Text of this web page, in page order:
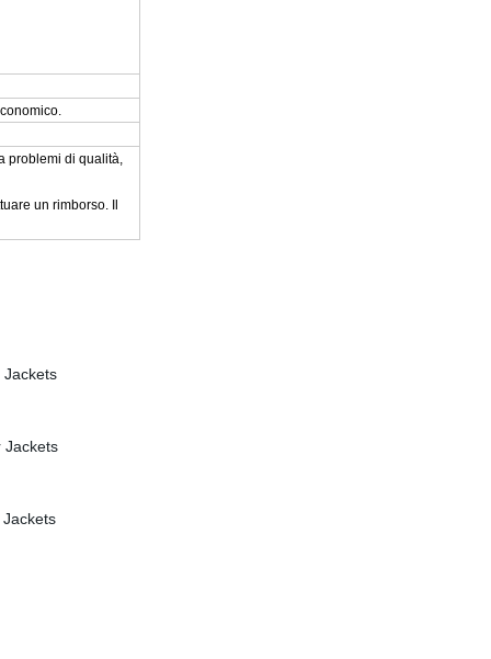
problemi di qualità,
un rimborso. Il